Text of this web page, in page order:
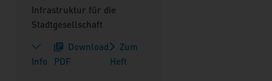
Infrastruktur für die
Stadtgesellschaft
Info
Download
PDF
Zum
Heft